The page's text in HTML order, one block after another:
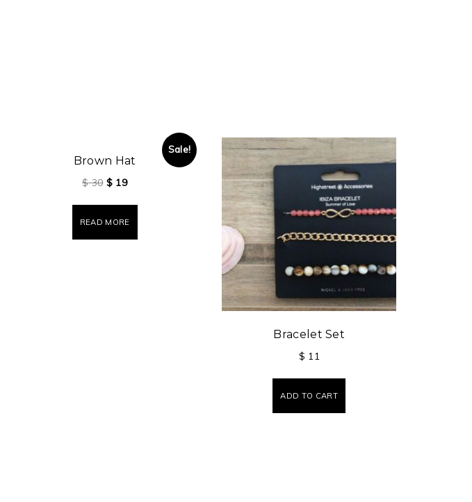
Sale!
Brown Hat
$30 $ 19
READ MORE
Bracelet Set
$ 11
ADD TO CART